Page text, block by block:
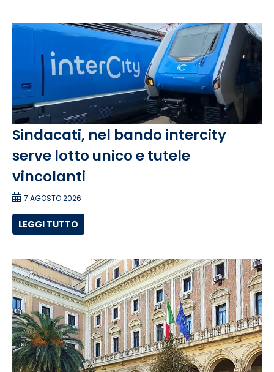
Sindacati, nel bando intercity
serve lotto unico e tutele
vincolanti
7 AGOSTO 2026
LEGGI TUTTO